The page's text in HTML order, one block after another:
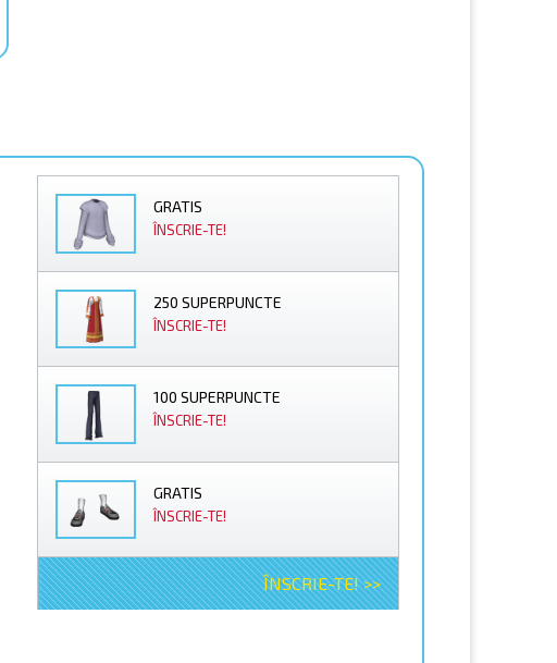
GRATIS
ÎNSCRIE-TE!
250 SUPERPUNCTE
ÎNSCRIE-TE!
100 SUPERPUNCTE
ÎNSCRIE-TE!
GRATIS
ÎNSCRIE-TE!
ÎNSCRIE-TE! >>